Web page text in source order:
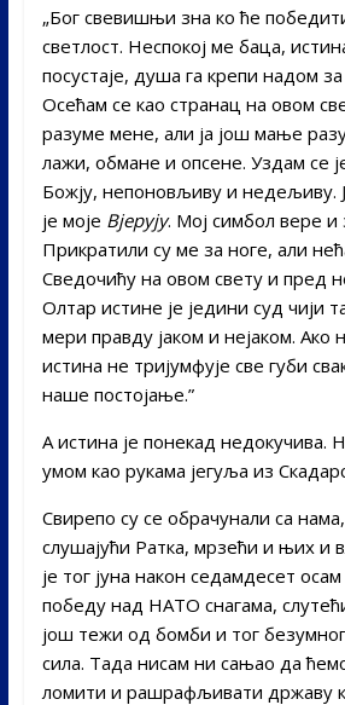
„Бог свевишњи зна ко ће
светлост. Неспокој ме баца,
посустаје, душа га крепи надом
Осећам се као странац на овом
разуме мене, али ја још мање
лажи, обмане и опсене. Уздам се
Божју, непоновљиву и недељиву.
је моје Вјерују. Мој симбол вере и
Прикратили су ме за ноге, али
Сведочићу на овом свету и пред
Олтар истине је једини суд чији
мери правду јаком и нејаком. Ако
истина не тријумфује све губи
наше постојање.”
А истина је понекад недокучива.
умом као рукама јегуља из
Свирепо су се обрачунали са
слушајући Ратка, мрзећи и њих и
је тог јуна након седамдесет
победу над НАТО снагама,
још тежи од бомби и тог
сила. Тада нисам ни сањао да
ломити и рашрафљивати државу